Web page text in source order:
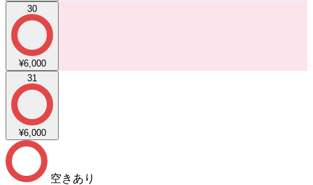
30
¥6,000
31
¥6,000
空きあり